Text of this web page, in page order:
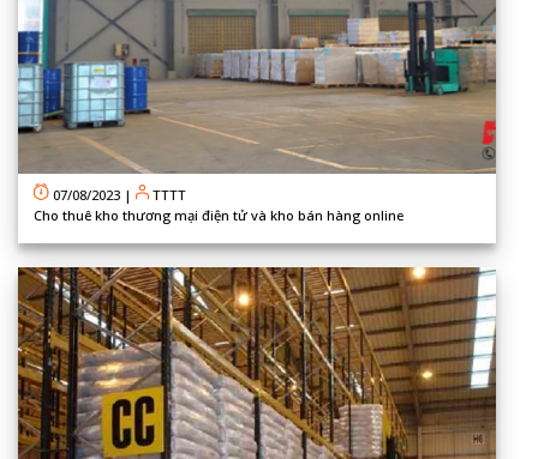
07/08/2023 |
TTTT
Cho thuê kho thương mại điện tử và kho bán hàng online